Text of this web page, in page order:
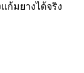
ก้มยางได้จริง